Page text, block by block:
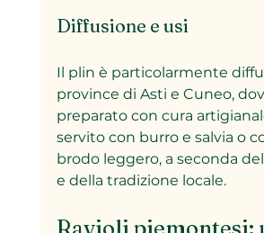
Diffusione e usi
Il plin è particolarmente
province di Asti e Cuneo,
preparato con cura
servito con burro e salvia o
brodo leggero, a seconda
e della tradizione locale.